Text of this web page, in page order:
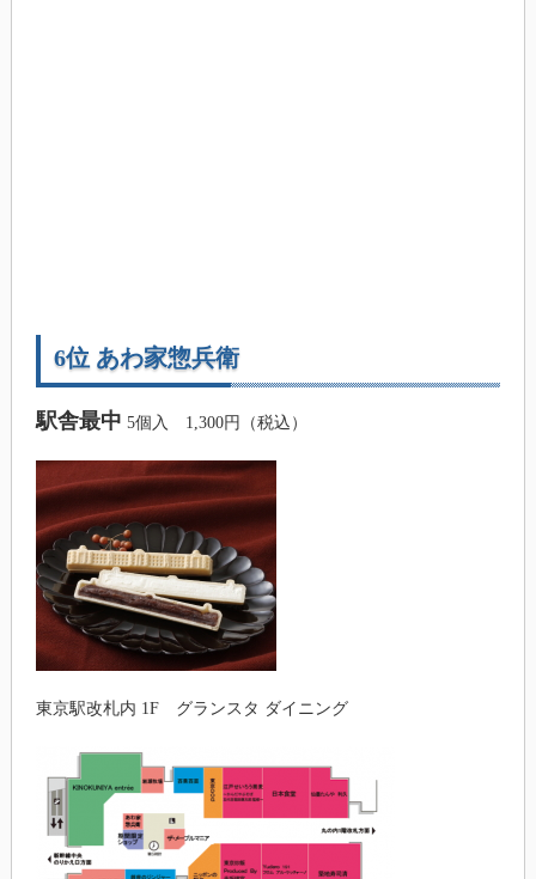
6位 あわ家惣兵衛
駅舎最中 5個入 1,300円（税込）
東京駅改札内 1F グランスタ ダイニング